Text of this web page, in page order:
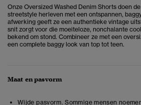
Onze Oversized Washed Denim Shorts doen
streetstyle herleven met een ontspannen,
afwerking geeft ze een authentieke vintage
snit zorgt voor die moeiteloze, nonchalante
bekend om stond. Combineer ze met een
een complete baggy look van top tot teen.
Maat en pasvorm
Wijde pasvorm. Sommige mensen